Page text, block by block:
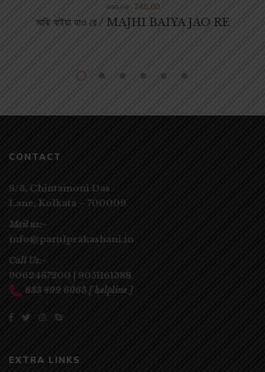
মাঝি বাইয়া যাও রে / MAJHI BAIYA JAO RE
300.00 240.00
CONTACT
8/3, Chintamoni Das
Lane, Kolkata – 700009
Mail us:-
info@parulprakashani.in
Call Us:-
9062487200 | 9051161388
833 499 6065 [ helpline ]
EXTRA LINKS